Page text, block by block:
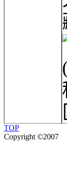
TOP
Copyright ©2007